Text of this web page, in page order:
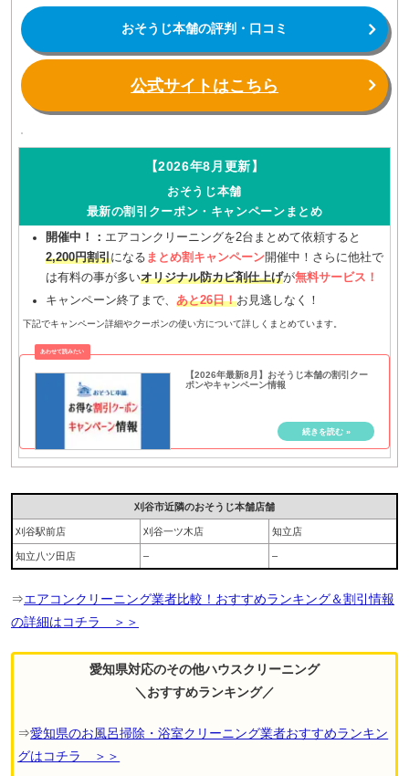
おそうじ本舗の評判・口コミ
公式サイトはこちら
【2026年8月更新】
おそうじ本舗
最新の割引クーポン・キャンペーンまとめ
開催中！： エアコンクリーニングを2台まとめて依頼すると
2,200円割引になる まとめ割キャンペーン開催中！さらに他社で
は有料の事が多いオリジナル防カビ剤仕上げが無料サービス！
キャンペーン終了まで、 あと26日！お見逃しなく！
下記でキャンペーン詳細やクーポンの使い方について詳しくまとめています。
【2026年最新8月】おそうじ本舗の割引クー
ポンやキャンペーン情報
刈谷市近隣のおそうじ本舗店舗
刈谷駅前店 刈谷一ツ木店 知立店
知立八ツ田店 – –
⇒エアコンクリーニング業者比較！おすすめランキング＆割引情報
の詳細はコチラ ＞＞
愛知県対応のその他ハウスクリーニング
＼おすすめランキング／
⇒愛知県のお風呂掃除・浴室クリーニング業者おすすめランキン
グはコチラ ＞＞